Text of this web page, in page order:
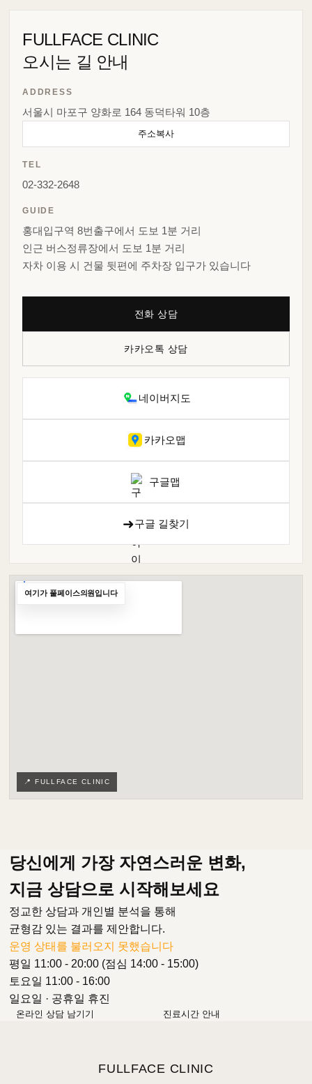
FULLFACE CLINIC
오시는 길 안내
ADDRESS
서울시 마포구 양화로 164 동덕타워 10층
주소복사
TEL
02-332-2648
GUIDE
홍대입구역 8번출구에서 도보 1분 거리
인근 버스정류장에서 도보 1분 거리
자차 이용 시 건물 뒷편에 주차장 입구가 있습니다
전화 상담
카카오톡 상담
네이버지도
카카오맵
구글맵
➜구글 길찾기
📍 FULLFACE CLINIC
여기가 풀페이스의원입니다
당신에게 가장 자연스러운 변화,
지금 상담으로 시작해보세요
정교한 상담과 개인별 분석을 통해
균형감 있는 결과를 제안합니다.
운영 상태를 불러오지 못했습니다
평일 11:00 - 20:00 (점심 14:00 - 15:00)
토요일 11:00 - 16:00
일요일 · 공휴일 휴진
온라인 상담 남기기 진료시간 안내
FULLFACE CLINIC